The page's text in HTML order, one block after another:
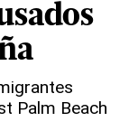
Palm Beach